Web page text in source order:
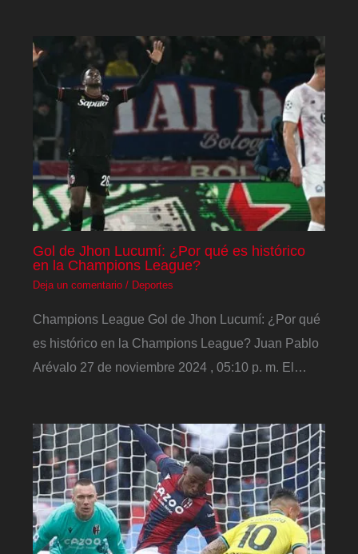
Gol de Jhon Lucumí: ¿Por qué es histórico
en la Champions League?
Deja un comentario / Deportes
Champions League Gol de Jhon Lucumí: ¿Por qué
es histórico en la Champions League? Juan Pablo
Arévalo 27 de noviembre 2024 , 05:10 p. m. El…